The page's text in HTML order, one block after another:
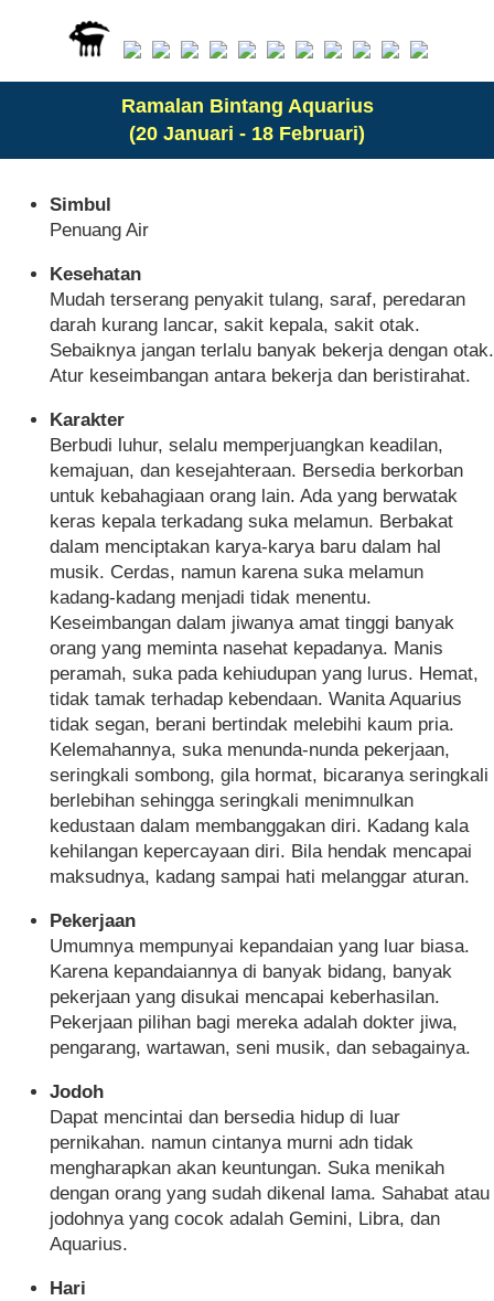
Ramalan Bintang Aquarius
(20 Januari - 18 Februari)
Simbul
Penuang Air
Kesehatan
Mudah terserang penyakit tulang, saraf, peredaran
darah kurang lancar, sakit kepala, sakit otak.
Sebaiknya jangan terlalu banyak bekerja dengan otak.
Atur keseimbangan antara bekerja dan beristirahat.
Karakter
Berbudi luhur, selalu memperjuangkan keadilan,
kemajuan, dan kesejahteraan. Bersedia berkorban
untuk kebahagiaan orang lain. Ada yang berwatak
keras kepala terkadang suka melamun. Berbakat
dalam menciptakan karya-karya baru dalam hal
musik. Cerdas, namun karena suka melamun
kadang-kadang menjadi tidak menentu.
Keseimbangan dalam jiwanya amat tinggi banyak
orang yang meminta nasehat kepadanya. Manis
peramah, suka pada kehiudupan yang lurus. Hemat,
tidak tamak terhadap kebendaan. Wanita Aquarius
tidak segan, berani bertindak melebihi kaum pria.
Kelemahannya, suka menunda-nunda pekerjaan,
seringkali sombong, gila hormat, bicaranya seringkali
berlebihan sehingga seringkali menimnulkan
kedustaan dalam membanggakan diri. Kadang kala
kehilangan kepercayaan diri. Bila hendak mencapai
maksudnya, kadang sampai hati melanggar aturan.
Pekerjaan
Umumnya mempunyai kepandaian yang luar biasa.
Karena kepandaiannya di banyak bidang, banyak
pekerjaan yang disukai mencapai keberhasilan.
Pekerjaan pilihan bagi mereka adalah dokter jiwa,
pengarang, wartawan, seni musik, dan sebagainya.
Jodoh
Dapat mencintai dan bersedia hidup di luar
pernikahan. namun cintanya murni adn tidak
mengharapkan akan keuntungan. Suka menikah
dengan orang yang sudah dikenal lama. Sahabat atau
jodohnya yang cocok adalah Gemini, Libra, dan
Aquarius.
Hari